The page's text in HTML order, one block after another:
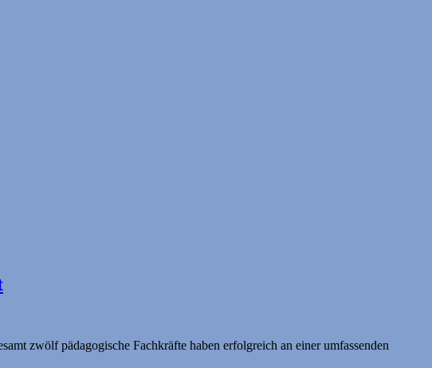
zwölf pädagogische Fachkräfte haben erfolgreich an einer umfassenden